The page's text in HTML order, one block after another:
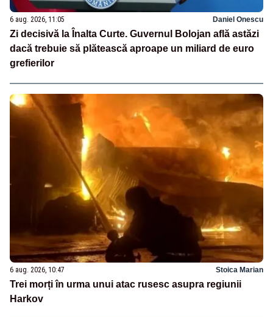
6 aug. 2026, 11:05 Daniel Onescu
Zi decisivă la Înalta Curte. Guvernul Bolojan află astăzi
dacă trebuie să plătească aproape un miliard de euro
grefierilor
6 aug. 2026, 10:47 Stoica Marian
Trei morți în urma unui atac rusesc asupra regiunii
Harkov